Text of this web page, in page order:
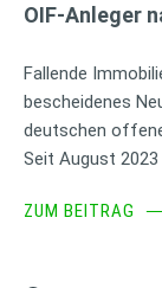
OIF-Anleger
Fallende
bescheidenes
deutschen
Seit August
ZUM BEITRAG